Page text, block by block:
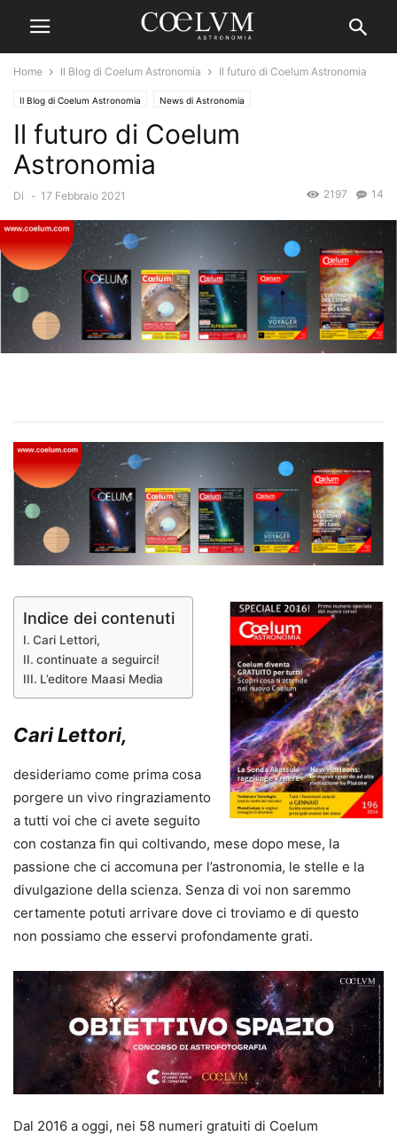
Home Il Blog di Coelum Astronomia Il futuro di Coelum Astronomia
Il Blog di Coelum Astronomia News di Astronomia
Il futuro di Coelum
Astronomia
Di - 17 Febbraio 2021 14
2197
Indice dei contenuti
Cari Lettori,
continuate a seguirci!
L’editore Maasi Media
Cari Lettori,
desideriamo come prima cosa
porgere un vivo ringraziamento
a tutti voi che ci avete seguito
con costanza fin qui coltivando, mese dopo mese, la
passione che ci accomuna per l’astronomia, le stelle e la
divulgazione della scienza. Senza di voi non saremmo
certamente potuti arrivare dove ci troviamo e di questo
non possiamo che esservi profondamente grati.
Dal 2016 a oggi, nei 58 numeri gratuiti di Coelum